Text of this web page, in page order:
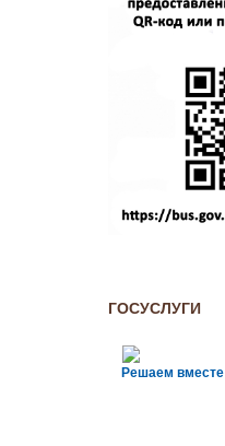
ГОСУСЛУГИ
Решаем вместе